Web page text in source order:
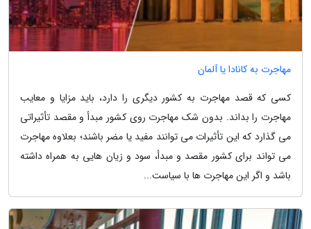
مهاجرت به کانادا یا آلمان
کسی که قصد مهاجرت به کشور دیگری را دارد، باید مزایا و معایب
مهاجرت را بداند. بدون شک مهاجرت روی کشور مبدأ و مقصد تأثیراتی
می گذارد که این تأثیرات می توانند مفید یا مضر باشند؛ بعلاوه مهاجرت
می تواند برای کشور مقصد و مبدأ، سود و زیان هایی به همراه داشته
باشد و اگر این مهاجرت ها با سیاست...